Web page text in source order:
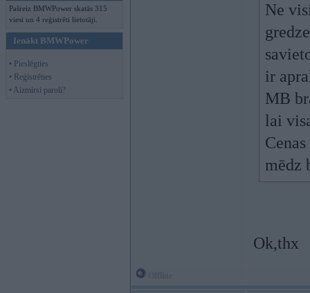
Pašreiz BMWPower skatās 315
viesi un 4 reģistrēti lietotāji.
Ienākt BMWPower
• Pieslēgties
• Reģistrēties
• Aizmirsi paroli?
Ne
ir
MB
lai
mēdz
Ok,thx